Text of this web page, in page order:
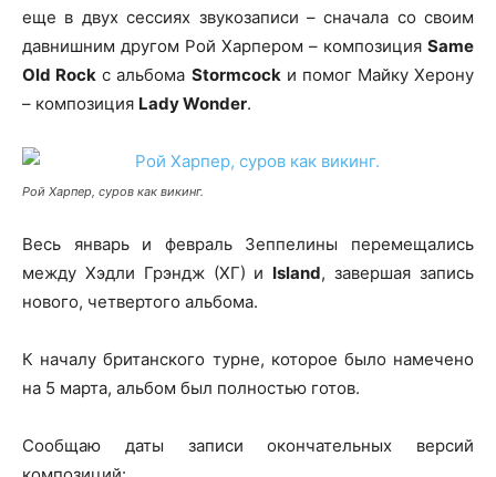
еще в двух сессиях звукозаписи – сначала со своим
давнишним другом Рой Харпером – композиция Same
Old Rock с альбома Stormcockи помог Майку Херону
– композиция Lady Wonder.
Рой Харпер, суров как викинг.
Весь январь и февраль Зеппелины перемещались
между Хэдли Грэндж (ХГ) и Island, завершая запись
нового, четвертого альбома.
К началу британского турне, которое было намечено
на 5 марта, альбом был полностью готов.
Сообщаю даты записи окончательных версий